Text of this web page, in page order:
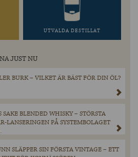
UTVALDA DESTILLAT
JUST NU
BURK – VILKET ÄR BÄST FÖR DIN ÖL?
SAKE BLENDED WHISKY – STÖRSTA
LANSERINGEN PÅ SYSTEMBOLAGET
SLÄPPER SIN FÖRSTA VINTAGE – ETT